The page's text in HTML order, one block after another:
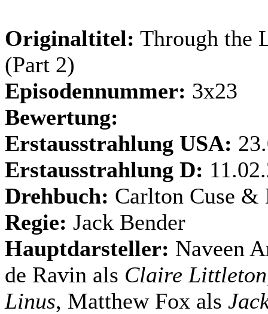
Originaltitel: Through the
(Part 2)
Episodennummer: 3x23
Bewertung:
Erstausstrahlung USA:
Erstausstrahlung D:
Drehbuch: Carlton Cuse
Regie: Jack Bender
Hauptdarsteller: Naveen
de Ravin als Claire Littleton
Linus, Matthew Fox als